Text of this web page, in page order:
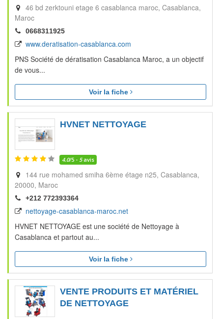
46 bd zerktouni etage 6 casablanca maroc Casablanca
Maroc
0668311925
www.deratisation-casablanca.com
PNS Société de dératisation Casablanca Maroc, a un objectif
de vous...
Voir la fiche
HVNET NETTOYAGE
4.0/5 - 5avis
144 rue mohamed smiha 6ème étage n25 Casablanca
20000 Maroc
+212 772393364
nettoyage-casablanca-maroc.net
HVNET NETTOYAGE est une société de Nettoyage à
Casablanca et partout au...
Voir la fiche
VENTE PRODUITS ET MATÉRIEL
DE NETTOYAGE